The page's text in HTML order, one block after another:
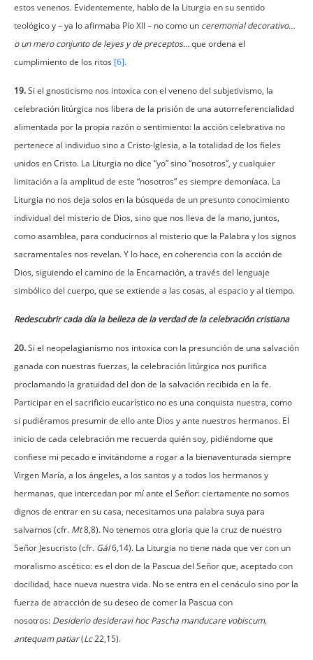
estos venenos. Evidentemente, hablo de la Liturgia en su sentido
teológico y – ya lo afirmaba Pío XII – no como un ceremonial decorativo…
o un mero conjunto de leyes y de preceptos…que ordena el
cumplimiento de los ritos [6].
19.Si el gnosticismo nos intoxica con el veneno del subjetivismo, la
celebración litúrgica nos libera de la prisión de una autorreferencialidad
alimentada por la propia razón o sentimiento: la acción celebrativa no
pertenece al individuo sino a Cristo-Iglesia, a la totalidad de los fieles
unidos en Cristo. La Liturgia no dice “yo” sino “nosotros”, y cualquier
limitación a la amplitud de este “nosotros” es siempre demoníaca. La
Liturgia no nos deja solos en la búsqueda de un presunto conocimiento
individual del misterio de Dios, sino que nos lleva de la mano, juntos,
como asamblea, para conducirnos al misterio que la Palabra y los signos
sacramentales nos revelan. Y lo hace, en coherencia con la acción de
Dios, siguiendo el camino de la Encarnación, a través del lenguaje
simbólico del cuerpo, que se extiende a las cosas, al espacio y al tiempo.
Redescubrir cada día la belleza de la verdad de la celebración cristiana
20.Si el neopelagianismo nos intoxica con la presunción de una salvación
ganada con nuestras fuerzas, la celebración litúrgica nos purifica
proclamando la gratuidad del don de la salvación recibida en la fe.
Participar en el sacrificio eucarístico no es una conquista nuestra, como
si pudiéramos presumir de ello ante Dios y ante nuestros hermanos. El
inicio de cada celebración me recuerda quién soy, pidiéndome que
confiese mi pecado e invitándome a rogar a la bienaventurada siempre
Virgen María, a los ángeles, a los santos y a todos los hermanos y
hermanas, que intercedan por mí ante el Señor: ciertamente no somos
dignos de entrar en su casa, necesitamos una palabra suya para
salvarnos (cfr. Mt8,8). No tenemos otra gloria que la cruz de nuestro
Señor Jesucristo (cfr. Gál6,14). La Liturgia no tiene nada que ver con un
moralismo ascético: es el don de la Pascua del Señor que, aceptado con
docilidad, hace nueva nuestra vida. No se entra en el cenáculo sino por la
fuerza de atracción de su deseo de comer la Pascua con
nosotros: Desiderio desideravi hoc Pascha manducare vobiscum,
antequam patiar(Lc22,15).